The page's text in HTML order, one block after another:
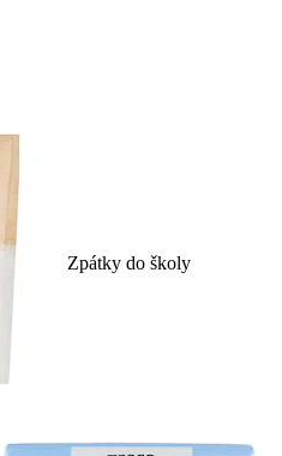
Zpátky do školy